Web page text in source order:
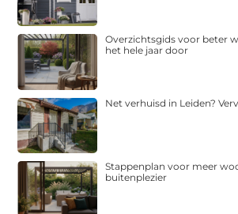
Overzichtsgids voor beter
het hele jaar door
Net verhuisd in Leiden?
Stappenplan voor meer
buitenplezier